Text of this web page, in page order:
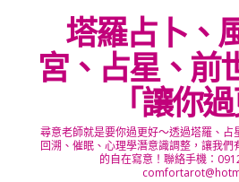
塔羅占卜、
宮、占星、前
「讓你
尋意老師就是要你過更好～透過塔羅、
回溯、催眠、心理學潛意識調整，讓我
的自在寫意！聯絡手機：